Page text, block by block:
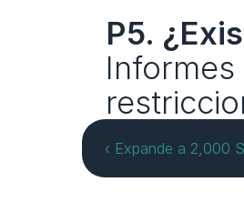
P5.
Informes
‹ Expande a 2,000